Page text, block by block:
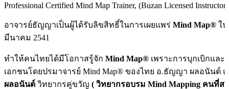
Professional Certified Mind Map Trainer, (Buzan Licensed
อาจารย์ธัญญาเป็นผู้ได้รับลิขสิทธิ์ในการเผยแพร่ Mind Map® ใ
มีนาคม 2541
ทำให้คนไทยได้มีโอกาสรู้จัก Mind Map® เพราะการบุกเบิกแล
เอกชนโดยปรมาจารย์ Mind Map® ของไทย อ.ธัญญา ผลอนันต์
ผลอนันต์ วิทยากรคู่ขวัญ ( วิทยากรอบรม Mind Mapping คนที่ส